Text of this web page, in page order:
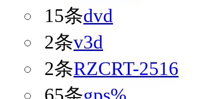
15条dvd
2条v3d
2条RZCRT-2516